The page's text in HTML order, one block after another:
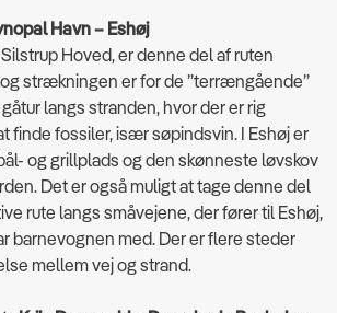
Havn – Eshøj
Hoved, er denne del af ruten
strækningen er for de ”terrængående”
langs stranden, hvor der er rig
finde fossiler, især søpindsvin. I Eshøj er
og grillplads og den skønneste løvskov
Det er også muligt at tage denne del
rute langs småvejene, der fører til Eshøj,
barnevognen med. Der er flere steder
mellem vej og strand.